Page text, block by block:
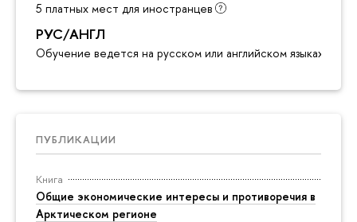
5 платных мест для иностранцев
РУС/АНГЛ
Обучение ведется на русском или английском языках
ПУБЛИКАЦИИ
Книга
Общие экономические интересы и противоречия в
Арктическом регионе